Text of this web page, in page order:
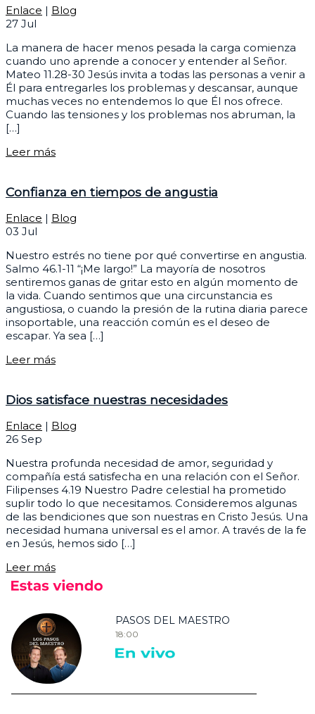
Enlace | Blog
27 Jul
La manera de hacer menos pesada la carga comienza
cuando uno aprende a conocer y entender al Señor.
Mateo 11.28-30 Jesús invita a todas las personas a venir a
Él para entregarles los problemas y descansar, aunque
muchas veces no entendemos lo que Él nos ofrece.
Cuando las tensiones y los problemas nos abruman, la
[…]
Leer más
Confianza en tiempos de angustia
Enlace | Blog
03 Jul
Nuestro estrés no tiene por qué convertirse en angustia.
Salmo 46.1-11 “¡Me largo!” La mayoría de nosotros
sentiremos ganas de gritar esto en algún momento de
la vida. Cuando sentimos que una circunstancia es
angustiosa, o cuando la presión de la rutina diaria parece
insoportable, una reacción común es el deseo de
escapar. Ya sea […]
Leer más
Dios satisface nuestras necesidades
Enlace | Blog
26 Sep
Nuestra profunda necesidad de amor, seguridad y
compañía está satisfecha en una relación con el Señor.
Filipenses 4.19 Nuestro Padre celestial ha prometido
suplir todo lo que necesitamos. Consideremos algunas
de las bendiciones que son nuestras en Cristo Jesús. Una
necesidad humana universal es el amor. A través de la fe
en Jesús, hemos sido […]
Leer más